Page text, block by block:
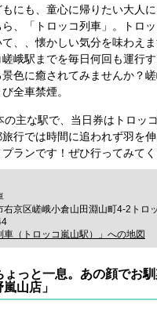
にも、童心に帰りたい大人
、「トロッコ列車」。トロ
、、懐かしい気分を味わえ
峨駅までを毎日何回も運行
色に癒されてみませんか？
全車禁煙。
の主な駅で、当日券はトロッ
行では時間に追われず羽を
ランです！ぜひ行ってみてく
右京区嵯峨小倉山田淵山町4-2トロ
車（トロッコ嵐山駅）」への地図
ょっと一息。あの顔でお
山店」